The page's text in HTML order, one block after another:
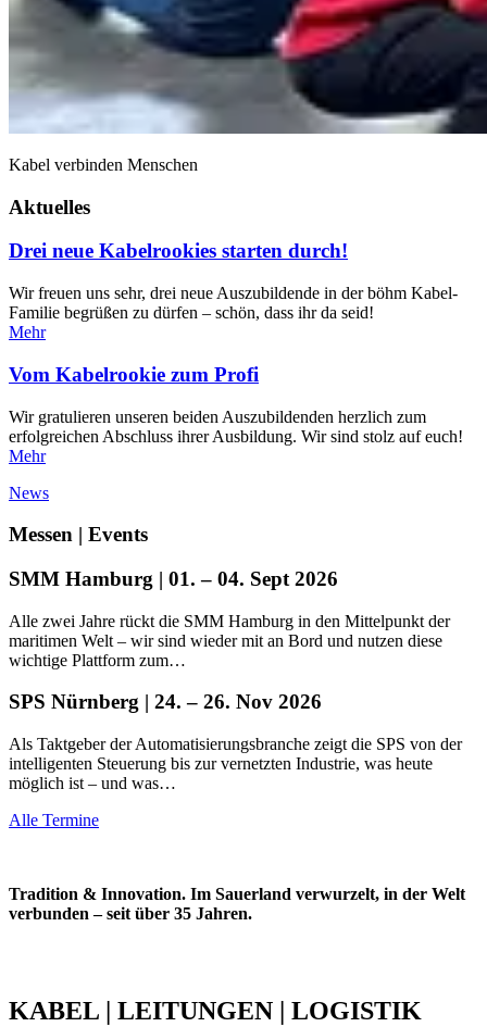
Kabel verbinden Menschen
Aktuelles
Drei neue Kabelrookies starten durch!
Wir freuen uns sehr, drei neue Auszubildende in der böhm Kabel-
Familie begrüßen zu dürfen – schön, dass ihr da seid!
Mehr
Vom Kabelrookie zum Profi
Wir gratulieren unseren beiden Auszubildenden herzlich zum
erfolgreichen Abschluss ihrer Ausbildung. Wir sind stolz auf euch!
Mehr
News
Messen | Events
SMM Hamburg | 01. – 04. Sept 2026
Alle zwei Jahre rückt die SMM Hamburg in den Mittelpunkt der
maritimen Welt – wir sind wieder mit an Bord und nutzen diese
wichtige Plattform zum…
SPS Nürnberg | 24. – 26. Nov 2026
Als Taktgeber der Automatisierungsbranche zeigt die SPS von der
intelligenten Steuerung bis zur vernetzten Industrie, was heute
möglich ist – und was…
Alle Termine
Tradition & Innovation. Im Sauerland verwurzelt, in der Welt
verbunden – seit über 35 Jahren.
KABEL | LEITUNGEN | LOGISTIK